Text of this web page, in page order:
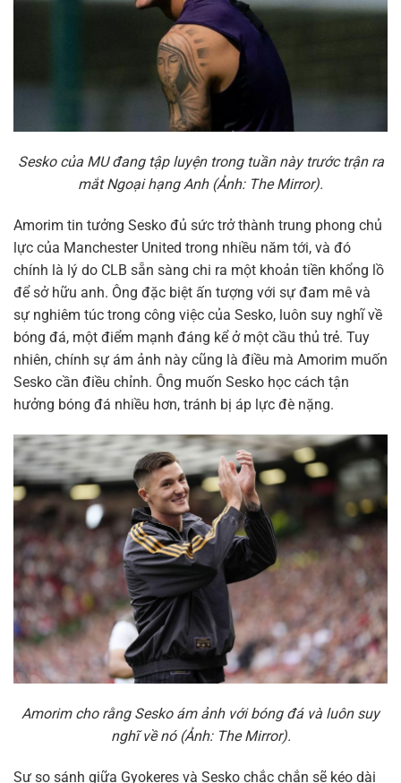
Sesko của MU đang tập luyện trong tuần này trước trận ra
mắt Ngoại hạng Anh (Ảnh: The Mirror).
Amorim tin tưởng Sesko đủ sức trở thành trung phong chủ
lực của Manchester United trong nhiều năm tới, và đó
chính là lý do CLB sẵn sàng chi ra một khoản tiền khổng lồ
để sở hữu anh. Ông đặc biệt ấn tượng với sự đam mê và
sự nghiêm túc trong công việc của Sesko, luôn suy nghĩ về
bóng đá, một điểm mạnh đáng kể ở một cầu thủ trẻ. Tuy
nhiên, chính sự ám ảnh này cũng là điều mà Amorim muốn
Sesko cần điều chỉnh. Ông muốn Sesko học cách tận
hưởng bóng đá nhiều hơn, tránh bị áp lực đè nặng.
Amorim cho rằng Sesko ám ảnh với bóng đá và luôn suy
nghĩ về nó (Ảnh: The Mirror).
Sự so sánh giữa Gyokeres và Sesko chắc chắn sẽ kéo dài